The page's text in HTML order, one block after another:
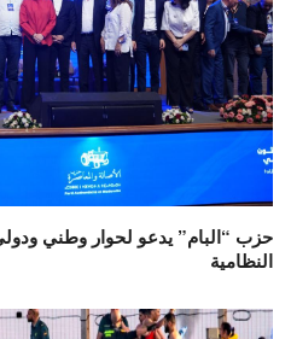
حزب “البام” يدعو لحوار وطني
النظامية